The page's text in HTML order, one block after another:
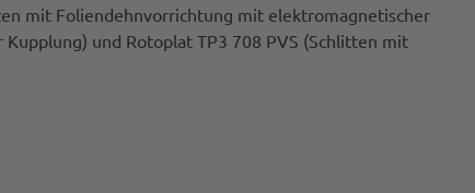
mit Foliendehnvorrichtung mit elektromagnetischer
und Rotoplat TP3 708 PVS (Schlitten mit